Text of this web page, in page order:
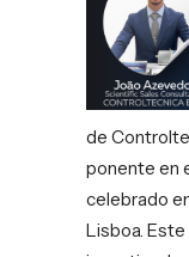
de
ponente en
celebrado
Lisboa.